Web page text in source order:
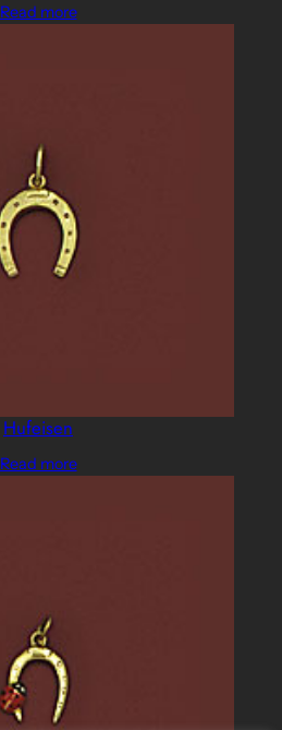
Read more
Hufeisen
Read more